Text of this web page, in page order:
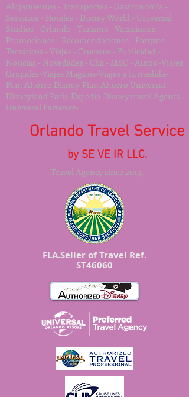
Alojamientos - Transportes - Gastronomía -
Servicios - Hoteles - Disney World - Universal
Studios - Orlando - Turismo - Vacaciones -
Promociones - Recomendaciones - Parques
Temáticos - Viajes - Cruceros - Publicidad -
Noticias - Novedades - Clia - MSC - Autos -Viajes
Grupales-Viajes Magicos-Viajes a tu medida-
Plan Ahorro Disney-Plan Ahorro Universal-
Disneyland Paris-Expedia-Disney travel Agents-
Universal Partener-
Orlando Travel Service
by SE VE IR LLC.
Travel Agency since 2019.
FLA.Seller of Travel Ref.
ST46060